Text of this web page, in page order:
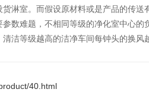
淋室。而假设原材料或是产品的传
数难题，不相同等级的净化室中心
洁等级越高的洁净车间每钟头的换风
40.html